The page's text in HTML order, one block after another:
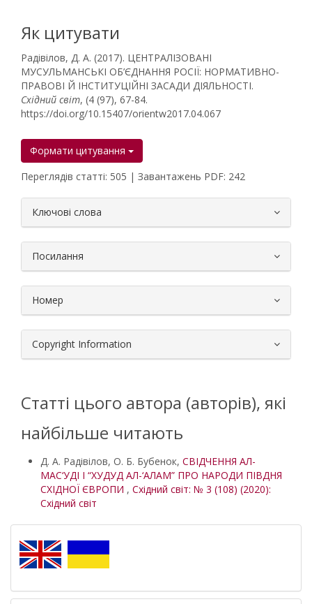
Як цитувати
Радівілов, Д. А. (2017). ЦЕНТРАЛІЗОВАНІ
МУСУЛЬМАНСЬКІ ОБ’ЄДНАННЯ РОСІЇ: НОРМАТИВНО-
ПРАВОВІ Й ІНСТИТУЦІЙНІ ЗАСАДИ ДІЯЛЬНОСТІ.
Східний світ, (4 (97), 67-84.
https://doi.org/10.15407/orientw2017.04.067
Формати цитування
Переглядів статті: 505 | Завантажень PDF: 242
Ключові слова
Посилання
Номер
Copyright Information
Статті цього автора (авторів), які
найбільше читають
Д. А. Радівілов, О. Б. Бубенок, СВІДЧЕННЯ АЛ-
МАС‘УДІ І “ХУДУД АЛ-‘АЛАМ” ПРО НАРОДИ ПІВДНЯ
СХІДНОЇ ЄВРОПИ , Східний світ: № 3 (108) (2020):
Східний світ